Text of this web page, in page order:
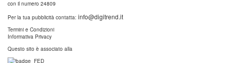
con il numero 24809
Per la tua pubblicità contatta: info@digitrend.it
Termini e Condizioni
Informativa Privacy
Questo sito è associato alla